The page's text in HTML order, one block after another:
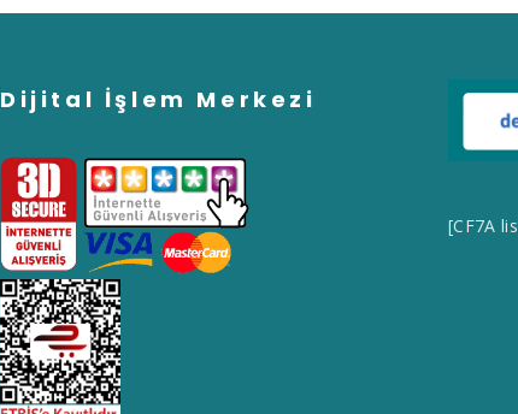
Dijital İşlem Merkezi
[CF7A